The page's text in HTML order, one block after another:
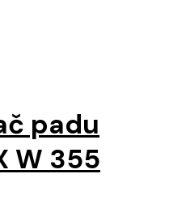
padu
W 355